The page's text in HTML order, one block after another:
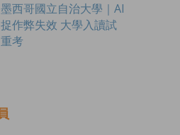
墨西哥國立自治大學｜AI
捉作弊失效 大學入讀試
重考